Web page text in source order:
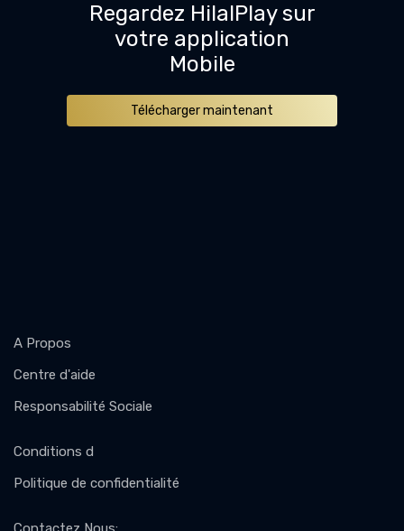
Regardez HilalPlay sur
votre application
Mobile
Télécharger maintenant
A Propos
Centre d'aide
Responsabilité Sociale
Conditions d
Politique de confidentialité